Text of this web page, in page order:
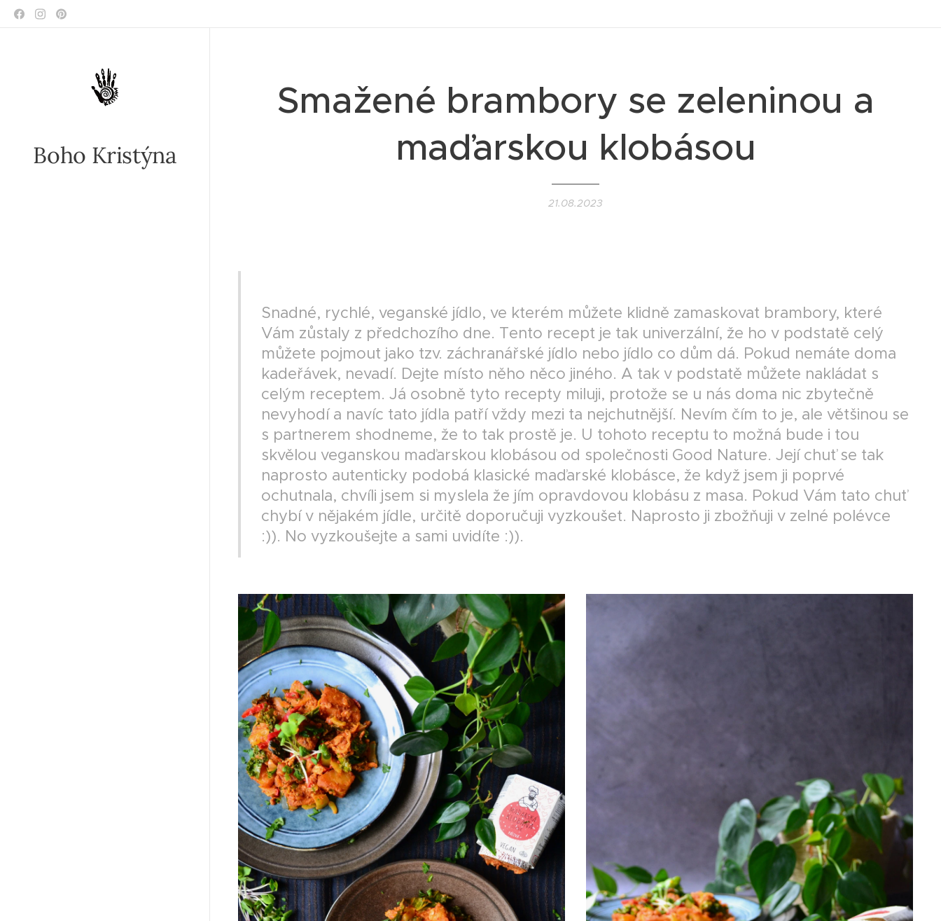
Boho Kristýna
Smažené brambory se zeleninou a
maďarskou klobásou
21.08.2023
Snadné, rychlé, veganské jídlo, ve kterém můžete klidně zamaskovat brambory, které
Vám zůstaly z předchozího dne. Tento recept je tak univerzální, že ho v podstatě celý
můžete pojmout jako tzv. záchranářské jídlo nebo jídlo co dům dá. Pokud nemáte doma
kadeřávek, nevadí. Dejte místo něho něco jiného. A tak v podstatě můžete nakládat s
celým receptem. Já osobně tyto recepty miluji, protože se u nás doma nic zbytečně
nevyhodí a navíc tato jídla patří vždy mezi ta nejchutnější. Nevím čím to je, ale většinou se
s partnerem shodneme, že to tak prostě je. U tohoto receptu to možná bude i tou
skvělou veganskou maďarskou klobásou od společnosti Good Nature. Její chuť se tak
naprosto autenticky podobá klasické maďarské klobásce, že když jsem ji poprvé
ochutnala, chvíli jsem si myslela že jím opravdovou klobásu z masa. Pokud Vám tato chuť
chybí v nějakém jídle, určitě doporučuji vyzkoušet. Naprosto ji zbožňuji v zelné polévce
:)). No vyzkoušejte a sami uvidíte :)).